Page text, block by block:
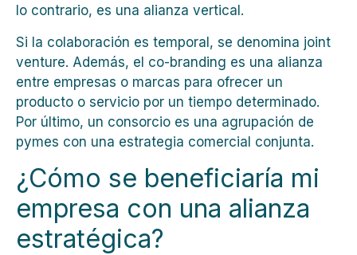
lo contrario, es una alianza vertical.
Si la colaboración es temporal, se denomina joint
venture. Además, el co-branding es una alianza
entre empresas o marcas para ofrecer un
producto o servicio por un tiempo determinado.
Por último, un consorcio es una agrupación de
pymes con una estrategia comercial conjunta.
¿Cómo se beneficiaría mi
empresa con una alianza
estratégica?